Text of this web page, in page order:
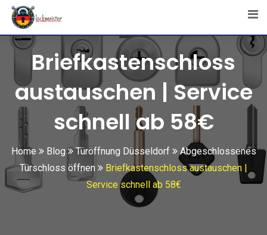
Skip
content
Briefkastenschloss
austauschen | Service
schnell ab 58€
Home Blog Türöffnung Düsseldorf
Abgeschlossenes
Türschloss öffnen
Briefkastenschloss austauschen |
Service schnell ab 58€